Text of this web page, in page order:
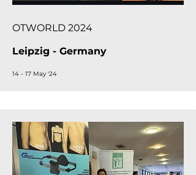
OTWORLD 2024
Leipzig - Germany
14 - 17 May '24